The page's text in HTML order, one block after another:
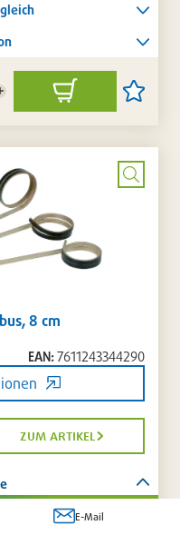
erhöhen
In
den
Artikel
setzen
/
Bild
8 cm
EAN:7611243344290
zum artikel
E-Mail